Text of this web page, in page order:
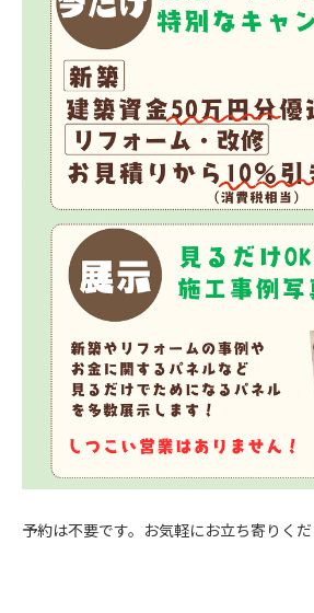
予約は不要です。お気軽にお立ち寄りくだ